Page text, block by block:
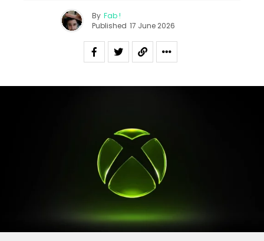
By Fab !
Published 17 June 2026